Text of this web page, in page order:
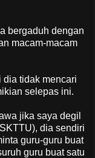
bergaduh dengan
macam-macam
tidak mencari
selepas ini.
jika saya degil
dia sendiri
guru-guru buat
guru buat satu